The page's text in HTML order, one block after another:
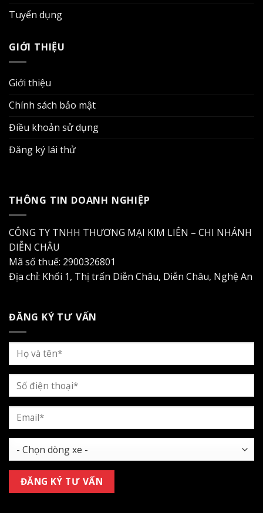
Tuyển dụng
GIỚI THIỆU
Giới thiệu
Chính sách bảo mật
Điều khoản sử dụng
Đăng ký lái thử
THÔNG TIN DOANH NGHIỆP
CÔNG TY TNHH THƯƠNG MẠI KIM LIÊN – CHI NHÁNH
DIỄN CHÂU
Mã số thuế: 2900326801
Địa chỉ: Khối 1, Thị trấn Diễn Châu, Diễn Châu, Nghệ An
ĐĂNG KÝ TƯ VẤN